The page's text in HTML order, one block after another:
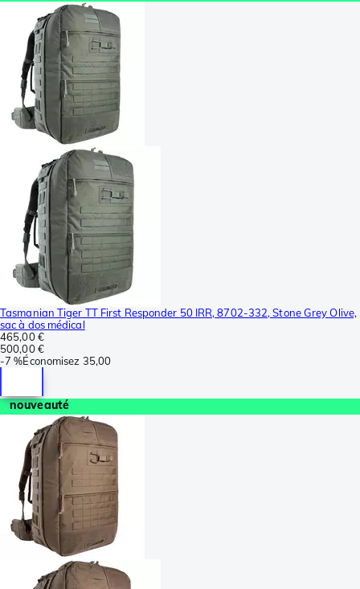
Tasmanian Tiger TT First Responder 50 IRR, 8702-332, Stone Grey Olive,
sac à dos médical
465,00 €
500,00 €
-7 %Économisez 35,00
nouveauté